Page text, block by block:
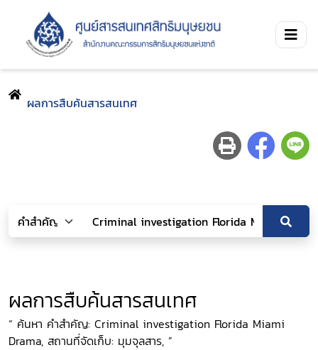
ผลการสืบค้นสารสนเทศ
ผลการสืบค้นสารสนเทศ
“ ค้นหา คำสำคัญ: Criminal investigation Florida Miami
Drama, สถานที่จัดเก็บ: มุมจุลสาร, ”